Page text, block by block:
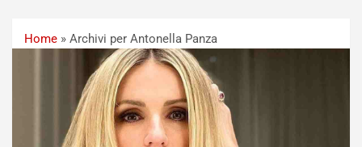
Home » Archivi per Antonella Panza